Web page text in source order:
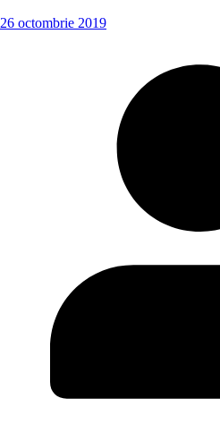
26 octombrie 2019